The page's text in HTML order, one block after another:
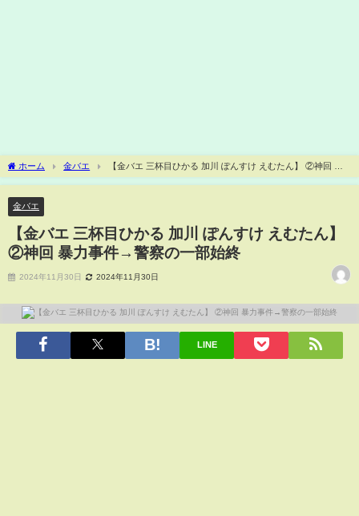
ホーム 金バエ
【金バエ 三杯目ひかる 加川 ぽんすけ えむたん】 ②神回 暴
力事件→警察の一部始終
金バエ
【金バエ 三杯目ひかる 加川 ぽんすけ えむたん】
②神回 暴力事件→警察の一部始終
2024年11月30日 2024年11月30日
LINE